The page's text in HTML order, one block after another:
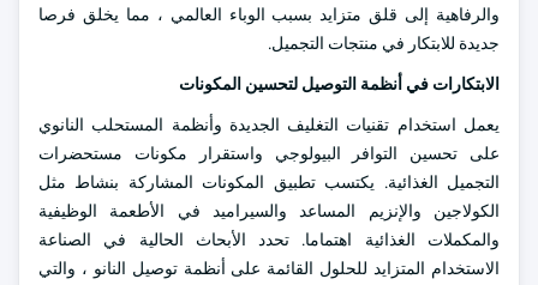
والرفاهية إلى قلق متزايد بسبب الوباء العالمي ، مما يخلق فرصا
جديدة للابتكار في منتجات التجميل.
الابتكارات في أنظمة التوصيل لتحسين المكونات
يعمل استخدام تقنيات التغليف الجديدة وأنظمة المستحلب النانوي
على تحسين التوافر البيولوجي واستقرار مكونات مستحضرات
التجميل الغذائية. يكتسب تطبيق المكونات المشاركة بنشاط مثل
الكولاجين والإنزيم المساعد والسيراميد في الأطعمة الوظيفية
والمكملات الغذائية اهتماما. تحدد الأبحاث الحالية في الصناعة
الاستخدام المتزايد للحلول القائمة على أنظمة توصيل النانو ، والتي